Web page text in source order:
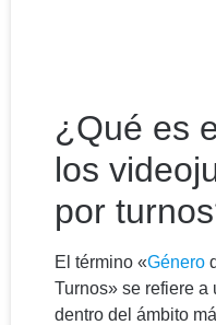
¿Qué es
los
por
El término «Género
Turnos» se refiere
dentro del ámbito